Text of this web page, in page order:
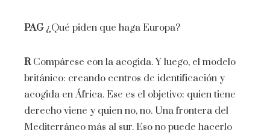
PAG¿Qué piden que haga Europa?
RCompárese con la acogida. Y luego, el modelo
británico: creando centros de identificación y
acogida en África. Ese es el objetivo: quien tiene
derecho viene y quien no, no. Una frontera del
Mediterráneo más al sur. Eso no puede hacerlo